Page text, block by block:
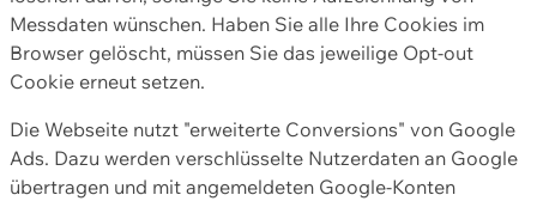
Messdaten wünschen. Haben Sie alle Ihre Cookies im
Browser gelöscht, müssen Sie das jeweilige Opt-out
Cookie erneut setzen.
Die Webseite nutzt "erweiterte Conversions" von Google
Ads. Dazu werden verschlüsselte Nutzerdaten an Google
übertragen und mit angemeldeten Google-Konten